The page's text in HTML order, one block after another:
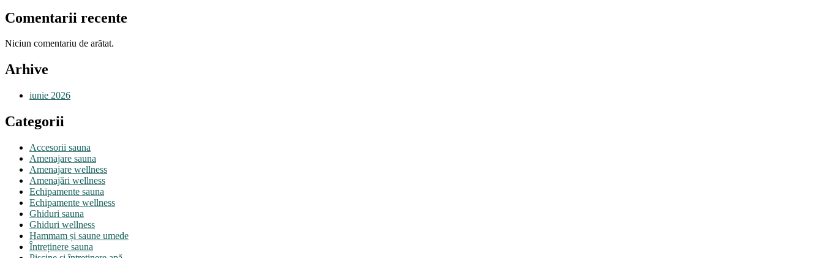
Comentarii recente
Niciun comentariu de arătat.
Arhive
iunie 2026
Categorii
Accesorii sauna
Amenajare sauna
Amenajare wellness
Amenajări wellness
Echipamente sauna
Echipamente wellness
Ghiduri sauna
Ghiduri wellness
Hammam și saune umede
Întreținere sauna